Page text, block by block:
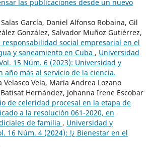
las publicaciones desde un nuevo
García, Daniel Alfonso Robaina, Gil
González, Salvador Muñoz Gutiérrez,
responsabilidad social empresarial en el
y saneamiento en Cuba , Universidad
15 Núm. 6 (2023): Universidad y
año más al servicio de la ciencia.
Velasco Vela, María Andrea Lozano
Hernández, Johanna Irene Escobar
de celeridad procesal en la etapa de
a la resolución 061-2020, en
de familia , Universidad y
16 Núm. 4 (2024): !¿ Bienestar en el